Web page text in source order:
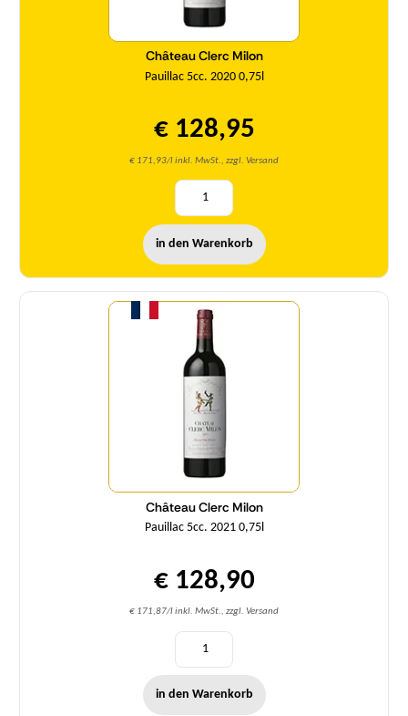
Château Clerc Milon
Pauillac 5cc. 2020 0,75l
€ 128,95
€ 171,93/l inkl. MwSt., zzgl. Versand
in den Warenkorb
Château Clerc Milon
Pauillac 5cc. 2021 0,75l
€ 128,90
€ 171,87/l inkl. MwSt., zzgl. Versand
Menge
in den Warenkorb